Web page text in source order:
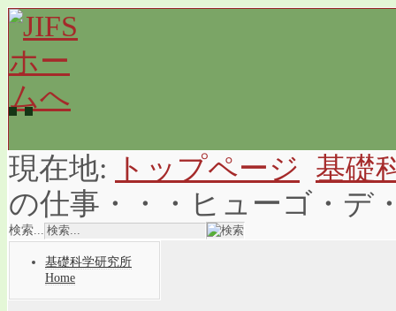
現在地: トップページ 基礎
の仕事・・・ヒューゴ・デ
検索...
基礎科学研究所
Home